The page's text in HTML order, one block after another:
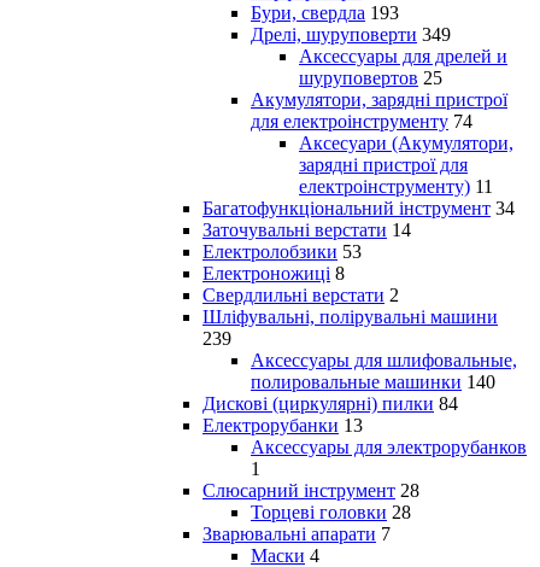
Бури, свердла 193
Дрелі, шуруповерти 349
Аксессуары для дрелей и
шуруповертов 25
Акумулятори, зарядні пристрої
для електроінструменту 74
Аксесуари (Акумулятори,
зарядні пристрої для
електроінструменту) 11
Багатофункціональний інструмент 34
Заточувальні верстати 14
Електролобзики 53
Електроножиці 8
Свердлильні верстати 2
Шліфувальні, полірувальні машини
239
Аксессуары для шлифовальные,
полировальные машинки 140
Дискові (циркулярні) пилки 84
Електрорубанки 13
Аксессуары для электрорубанков
1
Слюсарний інструмент 28
Торцеві головки 28
Зварювальні апарати 7
Маски 4